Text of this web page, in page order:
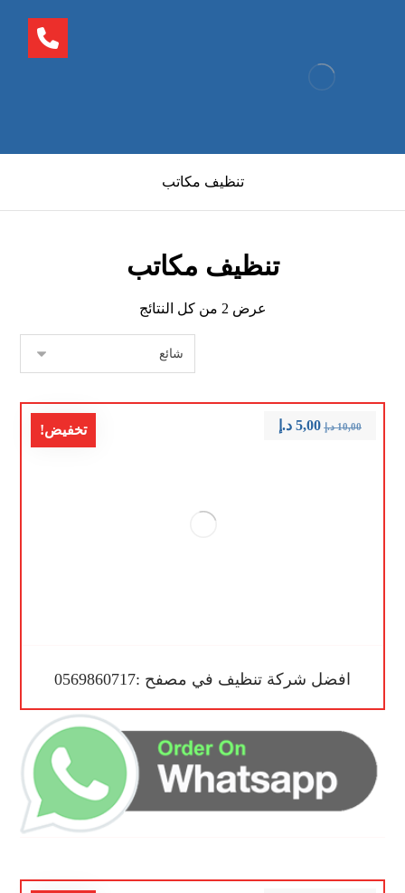
تنظيف مكاتب
تنظيف مكاتب
عرض ⁦2⁩ من كل النتائج
تخفيض!
افضل شركة تنظيف في مصفح :0569860717
10,00 د.إ 5,00 د.إ